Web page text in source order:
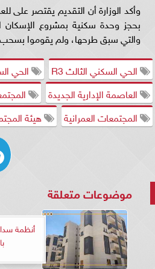
وأكد الوزارة أن التقديم يقتصر على
بحجز وحدة سكنية بمشروع الإسكان
والتي سبق طرحها، ولم يقوموا بسحب
الحي السكني الثالث R3
الحي
العاصمة الإدارية الجديدة
المجتمعات العمرانية
هيئة
موضوعات متعلقة
أنظمة